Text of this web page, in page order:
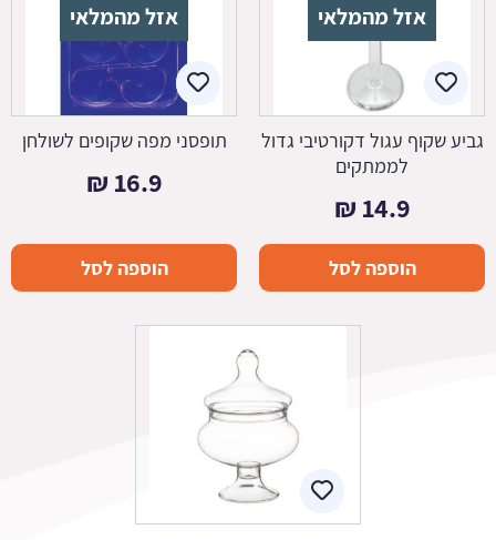
אזל מהמלאי
גביע שקוף עגול דקורטיבי גדול
לממתקים
14.9
₪
הוספה לסל
אזל מהמלאי
תופסני מפה שקופים לשולחן
16.9
₪
הוספה לסל